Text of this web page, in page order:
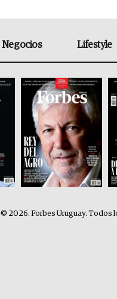
Negocios Lifestyle
© 2026. Forbes Uruguay. Todos